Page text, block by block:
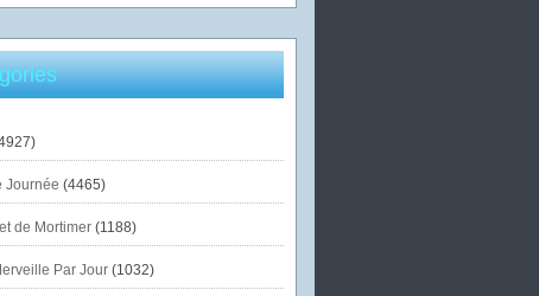
Journée (4465)
de Mortimer(1188)
Par Jour(1032)